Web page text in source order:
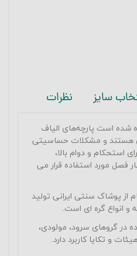
سایز نظرات
شده است پارچه‌های الیاف
هستند و مشکلات حساسیتی
استحکام و دوام بالا،
فصل مورد استفاده قرار می
از پوشاک سنتی ایرانی تولید
انواع گره ای است.
در گروهای سرود، مولودی،
و تکایا کاربرد دارد.